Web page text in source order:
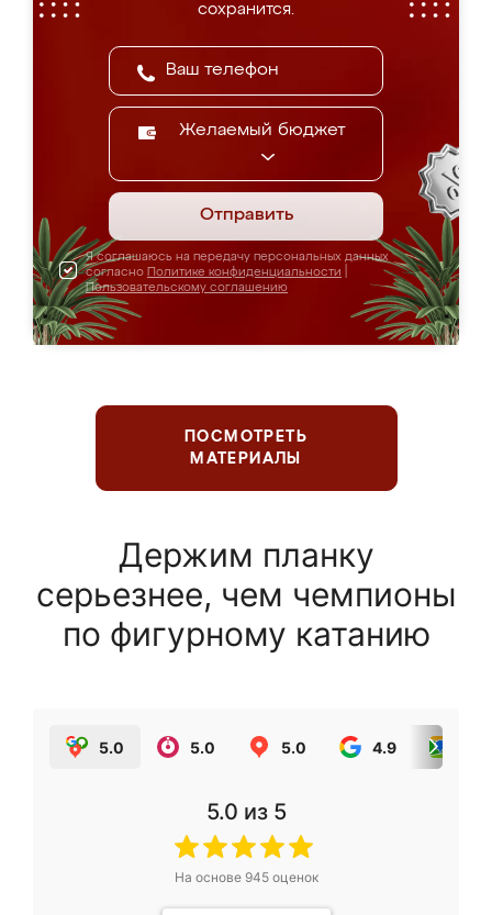
сохранится.
Желаемый бюджет
Отправить
Я соглашаюсь на передачу персональных данных
согласно Политике конфиденциальности
Пользовательскому соглашению
ПОСМОТРЕТЬ
МАТЕРИАЛЫ
Держим планку
серьезнее, чем чемпионы
по фигурному катанию
5.0 5.0 5.0 4.9
5.0 из 5
На основе 945оценок